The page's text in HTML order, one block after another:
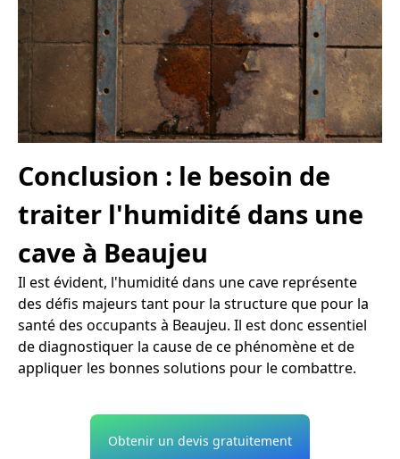
Conclusion : le besoin de
traiter l'humidité dans une
cave à Beaujeu
Il est évident, l'humidité dans une cave représente
des défis majeurs tant pour la structure que pour la
santé des occupants à Beaujeu. Il est donc essentiel
de diagnostiquer la cause de ce phénomène et de
appliquer les bonnes solutions pour le combattre.
Obtenir un devis gratuitement